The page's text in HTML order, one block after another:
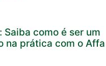
como é ser um
na prática com o Affa